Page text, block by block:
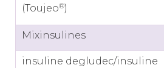
(Toujeo®)
Mixinsulines
insuline degludec/insuline